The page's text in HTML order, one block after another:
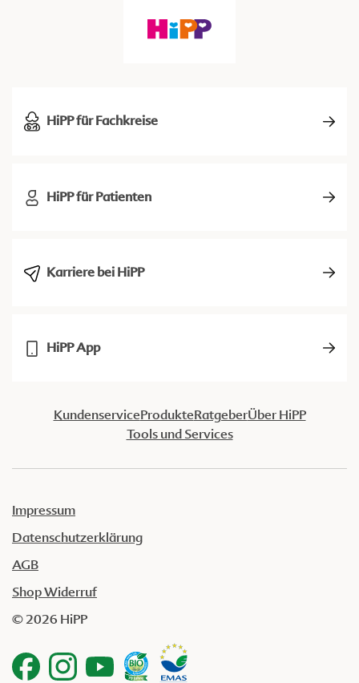
HiPP für Fachkreise
HiPP für Patienten
Karriere bei HiPP
HiPP App
KundenserviceProdukteRatgeberÜber HiPP
Tools und Services
Impressum
Datenschutzerklärung
AGB
Shop Widerruf
© 2026 HiPP